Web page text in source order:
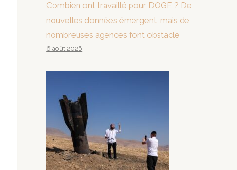
Combien ont travaillé pour DOGE ? De
nouvelles données émergent, mais de
nombreuses agences font obstacle
6 août 2026